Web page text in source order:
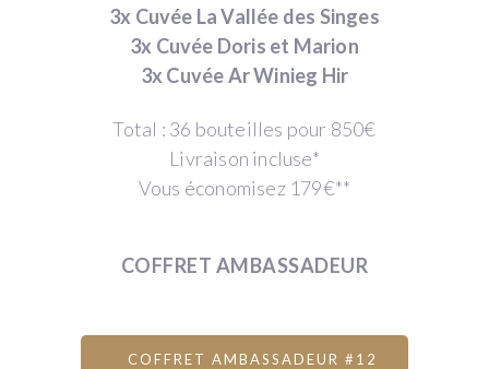
3x Cuvée La Vallée des Singes
3x Cuvée Doris et Marion
3x Cuvée Ar Winieg Hir
Total : 36 bouteilles pour 850€
Livraison incluse*
Vous économisez 179€**
COFFRET AMBASSADEUR
COFFRET AMBASSADEUR #12